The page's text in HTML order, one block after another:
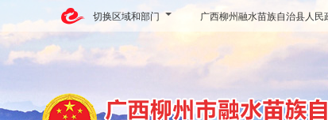
切换区域和部门 广西柳州融水苗族自治县人民